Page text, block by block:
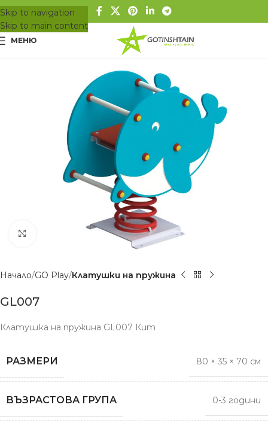
Skip to navigation
Skip to main content
МЕНЮ
Вижте в цял размер
Начало GO Play Клатушки на пружина
GL007
Клатушка на пружина GL007 Кит
РАЗМЕРИ 80 × 35 × 70 см
ВЪЗРАСТОВА ГРУПА 0-3 години